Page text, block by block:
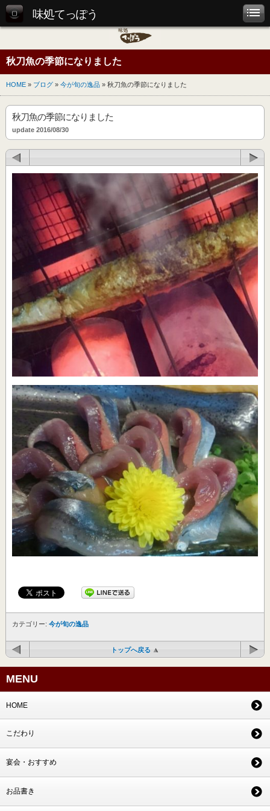
味処てっぽう
秋刀魚の季節になりました
HOME » ブログ » 今が旬の逸品 » 秋刀魚の季節になりました
秋刀魚の季節になりました
update 2016/08/30
カテゴリー: 今が旬の逸品
トップへ戻る
MENU
HOME
こだわり
宴会・おすすめ
お品書き